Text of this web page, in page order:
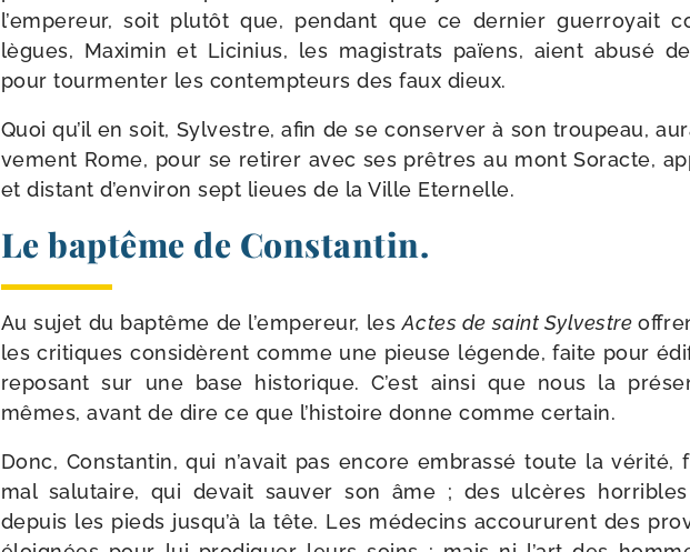
l’empereur, soit plu­tôt que, pen­dant que ce der­nier guer­royait
lègues, Maximin et Licinius, les magis­trats païens, aient abu­sé
pour tour­men­ter les contemp­teurs des faux dieux.
Quoi qu’il en soit, Sylvestre, afin de se conser­ver à son trou­peau,
ve­ment Rome, pour se reti­rer avec ses prêtres au mont Soracte,
et dis­tant d’environ sept lieues de la Ville Eternelle.
Le baptême de Constantin.
Au sujet du bap­tême de l’empereur, lesActes de saint Sylvestre
les cri­tiques consi­dèrent comme une pieuse légende, faite pour
repo­sant sur une base his­torique. C’est ain­si que nous la
mêmes, avant de dire ce que l’histoire donne comme certain.
Donc, Constantin, qui n’avait pas encore embras­sé toute la véri­té,
mal salu­taire, qui devait sau­ver son âme ; des ulcères
depuis les pieds jusqu’à la tête. Les méde­cins accou­rurent des